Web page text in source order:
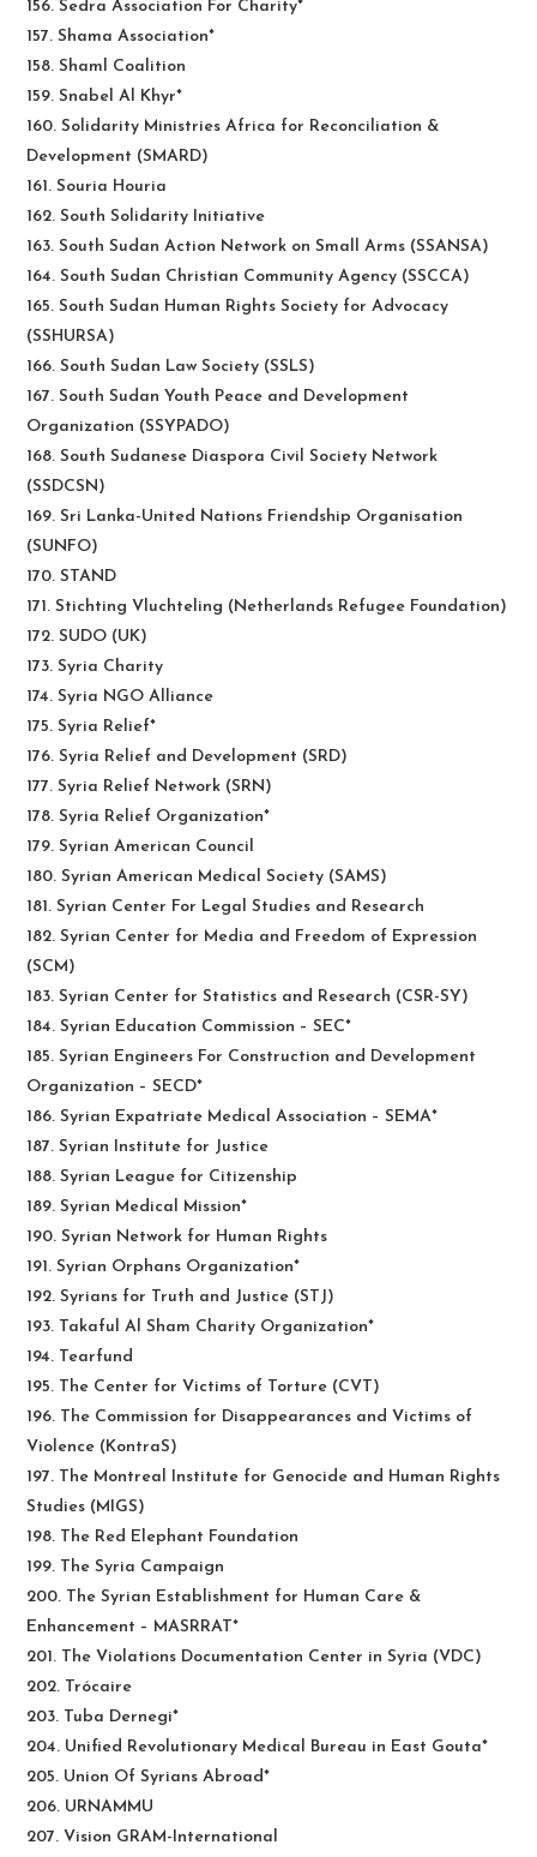
156. Sedra Association For Charity*
157. Shama Association*
158. Shaml Coalition
159. Snabel Al Khyr*
160. Solidarity Ministries Africa for Reconciliation &
Development (SMARD)
161. Souria Houria
162. South Solidarity Initiative
163. South Sudan Action Network on Small Arms (SSANSA)
164. South Sudan Christian Community Agency (SSCCA)
165. South Sudan Human Rights Society for Advocacy
(SSHURSA)
166. South Sudan Law Society (SSLS)
167. South Sudan Youth Peace and Development
Organization (SSYPADO)
168. South Sudanese Diaspora Civil Society Network
(SSDCSN)
169. Sri Lanka-United Nations Friendship Organisation
(SUNFO)
170. STAND
171. Stichting Vluchteling (Netherlands Refugee Foundation)
172. SUDO (UK)
173. Syria Charity
174. Syria NGO Alliance
175. Syria Relief*
176. Syria Relief and Development (SRD)
177. Syria Relief Network (SRN)
178. Syria Relief Organization*
179. Syrian American Council
180. Syrian American Medical Society (SAMS)
181. Syrian Center For Legal Studies and Research
182. Syrian Center for Media and Freedom of Expression
(SCM)
183. Syrian Center for Statistics and Research (CSR-SY)
184. Syrian Education Commission – SEC*
185. Syrian Engineers For Construction and Development
Organization – SECD*
186. Syrian Expatriate Medical Association – SEMA*
187. Syrian Institute for Justice
188. Syrian League for Citizenship
189. Syrian Medical Mission*
190. Syrian Network for Human Rights
191. Syrian Orphans Organization*
192. Syrians for Truth and Justice (STJ)
193. Takaful Al Sham Charity Organization*
194. Tearfund
195. The Center for Victims of Torture (CVT)
196. The Commission for Disappearances and Victims of
Violence (KontraS)
197. The Montreal Institute for Genocide and Human Rights
Studies (MIGS)
198. The Red Elephant Foundation
199. The Syria Campaign
200. The Syrian Establishment for Human Care &
Enhancement – MASRRAT*
201. The Violations Documentation Center in Syria (VDC)
202. Trócaire‎
203. Tuba Dernegi*
204. Unified Revolutionary Medical Bureau in East Gouta*
205. Union Of Syrians Abroad*
206. URNAMMU
207. Vision GRAM-International